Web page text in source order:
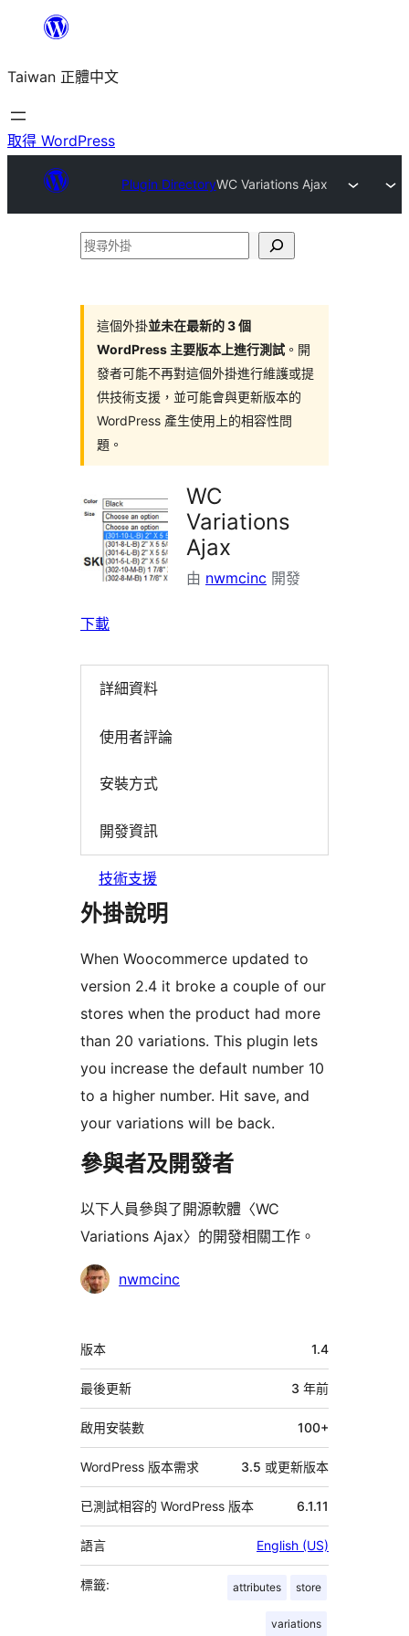
主
要
內
Taiwan 正體中文
取得 WordPress
Plugin DirectoryWC Variations Ajax
搜
這個外掛並未在最新的 3 個
WordPress 主要版本上進行測試 。開
發者可能不再對這個外掛進行維護或提
供技術支援，並可能會與更新版本的
WordPress 產生使用上的相容性問
題。
WC
Variations
Ajax
由 nwmcinc 開發
下載
詳細資料
使用者評論
安裝方式
開發資訊
技術支援
外掛說明
When Woocommerce updated to
version 2.4 it broke a couple of our
stores when the product had more
than 20 variations. This plugin lets
you increase the default number 10
to a higher number. Hit save, and
your variations will be back.
參與者及開發者
以下人員參與了開源軟體〈WC
Variations Ajax〉的開發相關工作。
參
nwmcinc
中
繼
資
料
版本 1.4
最後更新 3 年前
啟用安裝數 100+
WordPress 版本需求 3.5 或更新版本
已測試相容的 WordPress 版本 6.1.11
語言 English (US)
標籤: attributes store
variations